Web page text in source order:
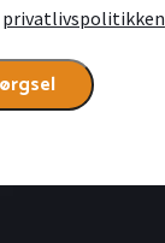
privatlivspolitikken